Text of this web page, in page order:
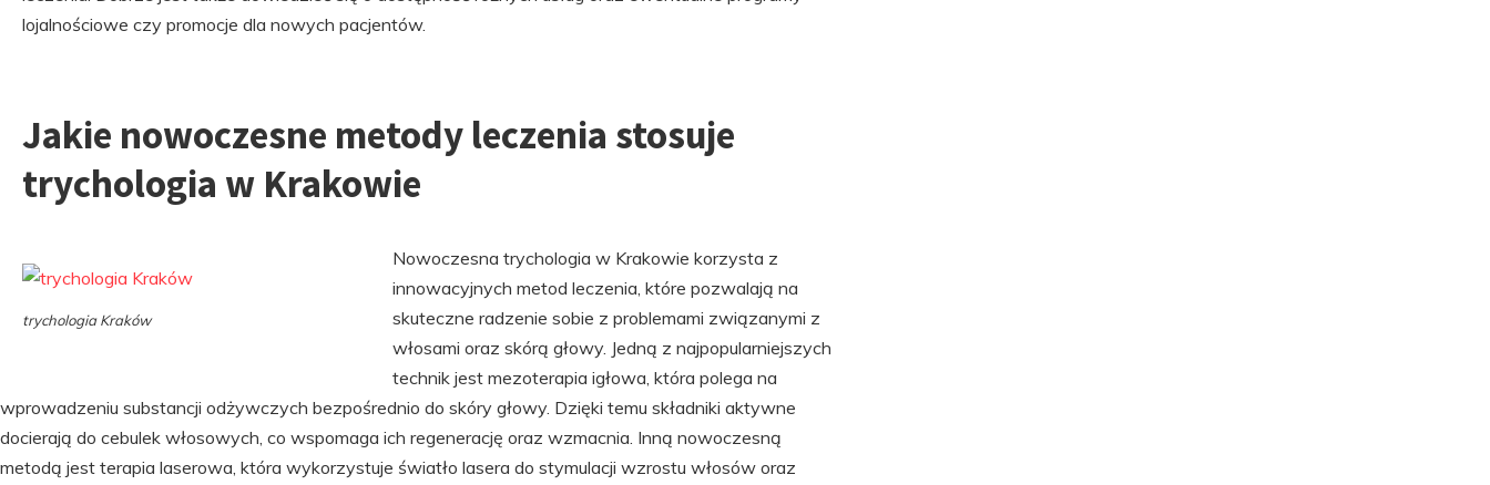
lojalnościowe czy promocje dla nowych pacjentów.
Jakie nowoczesne metody leczenia stosuje
trychologia w Krakowie
trychologia Kraków
Nowoczesna trychologia w Krakowie korzysta z
innowacyjnych metod leczenia, które pozwalają na
skuteczne radzenie sobie z problemami związanymi z
włosami oraz skórą głowy. Jedną z najpopularniejszych
technik jest mezoterapia igłowa, która polega na
wprowadzeniu substancji odżywczych bezpośrednio do skóry głowy. Dzięki temu składniki aktywne
docierają do cebulek włosowych, co wspomaga ich regenerację oraz wzmacnia. Inną nowoczesną
metodą jest terapia laserowa, która wykorzystuje światło lasera do stymulacji wzrostu włosów oraz